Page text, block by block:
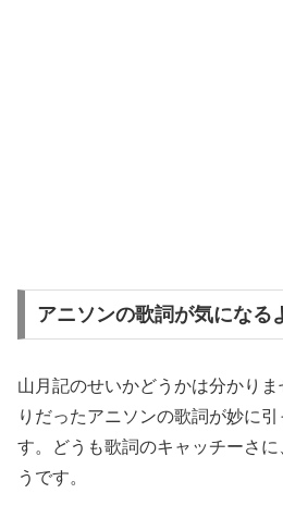
アニソンの歌詞が気になる
山月記のせいかどうかは分かり
りだったアニソンの歌詞が妙に
す。どうも歌詞のキャッチーさ
うです。